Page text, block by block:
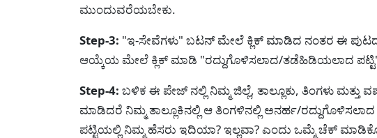
ಮುಂದುವರೆಯಬೇಕು.
Step-3: "ಇ-ಸೇವೆಗಳು" ಬಟನ್ ಮೇಲೆ ಕ್ಲಿಕ್ ಮಾಡಿದ ನಂತರ ಈ
ಆಯ್ಕೆಯ ಮೇಲೆ ಕ್ಲಿಕ್ ಮಾಡಿ "ರದ್ದುಗೊಳಿಸಲಾದ/ತಡೆಹಿಡಿಯಲಾದ
Step-4: ಬಳಿಕ ಈ ಪೇಜ್ ನಲ್ಲಿ ನಿಮ್ಮ ಜಿಲ್ಲೆ, ತಾಲ್ಲೂಕು, ತಿಂಗಳು
ಮಾಡಿದರೆ ನಿಮ್ಮ ತಾಲ್ಲೂಕಿನಲ್ಲಿ ಆ ತಿಂಗಳಿನಲ್ಲಿ ಅನರ್ಹ/ರದ್ದುಗೊಳಿಸಲಾದ
ಪಟ್ಟಿಯಲ್ಲಿ ನಿಮ್ಮ ಹೆಸರು ಇದಿಯಾ? ಇಲ್ಲವಾ? ಎಂದು ಒಮ್ಮೆ ಚೆಕ್